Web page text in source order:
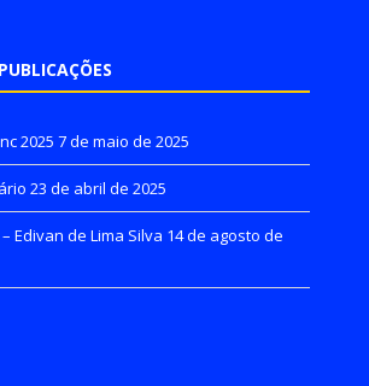
2025 7 de maio de 2025
23 de abril de 2025
Edivan de Lima Silva 14 de agosto de